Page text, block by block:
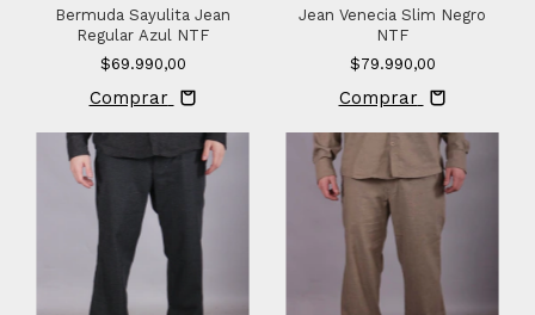
Bermuda Sayulita Jean
Regular Azul NTF
$69.990,00
Comprar
Jean Venecia Slim Negro
NTF
$79.990,00
Comprar